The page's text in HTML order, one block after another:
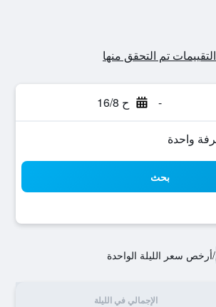
- ح 16/8
بحث
/أرخص سعر الليلة الواحدة
الإجمالي في الليلة